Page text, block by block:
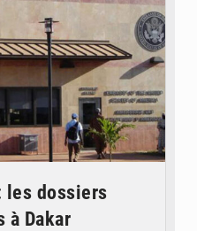
les dossiers
à Dakar